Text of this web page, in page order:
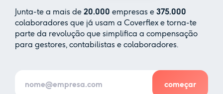
Junta-te a mais de 20.000 empresas e 375.000
colaboradores que já usam a Coverflex e torna-te
parte da revolução que simplifica a compensação
para gestores, contabilistas e colaboradores.